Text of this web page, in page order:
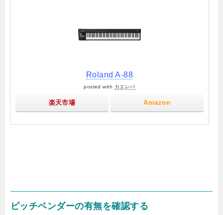
Roland A-88
posted with カエレバ
楽天市場 Amazon
ピッチベンダーの有無を確認する